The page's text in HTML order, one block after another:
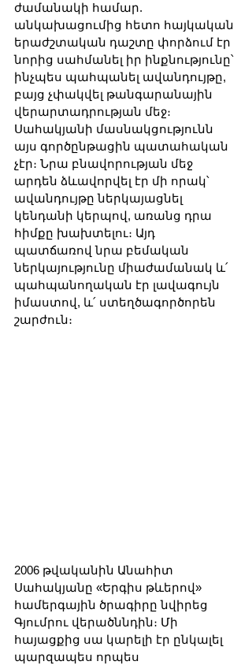
ժամանակի համար.
անկախացումից հետո հայկական
երաժշտական դաշտը փորձում էր
նորից սահմանել իր ինքնությունը՝
ինչպես պահպանել ավանդույթը,
բայց չփակվել թանգարանային
վերարտադրության մեջ։
Սահակյանի մասնակցությունն
այս գործընթացին պատահական
չէր։ Նրա բնավորության մեջ
արդեն ձևավորվել էր մի որակ՝
ավանդույթը ներկայացնել
կենդանի կերպով, առանց դրա
հիմքը խախտելու։ Այդ
պատճառով նրա բեմական
ներկայությունը միաժամանակ և՛
պահպանողական էր լավագույն
իմաստով, և՛ ստեղծագործորեն
շարժուն։
2006 թվականին Անահիտ
Սահակյանը «Երգիս թևերով»
համերգային ծրագիրը նվիրեց
Գյումրու վերածննդին։ Մի
հայացքից սա կարելի էր ընկալել
պարզապես որպես